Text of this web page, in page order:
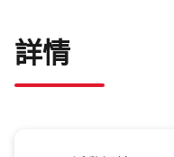
詳情